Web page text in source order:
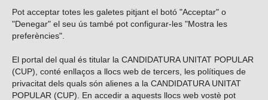
Pot acceptar totes les galetes pitjant el botó "Acceptar" o
"Denegar" el seu ús també pot configurar-les "Mostra les
preferències".
El portal del qual és titular la CANDIDATURA UNITAT POPULAR
(CUP), conté enllaços a llocs web de tercers, les polítiques de
privacitat dels quals són alienes a la CANDIDATURA UNITAT
POPULAR (CUP). En accedir a aquests llocs web vostè pot
Vols subscriure’t al nostre butlletí?
ENVIAR